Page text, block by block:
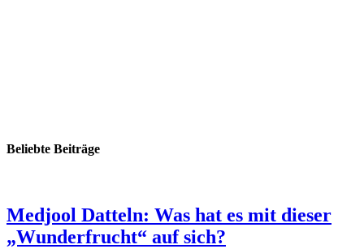
Beliebte Beiträge
Medjool Datteln: Was hat es mit dieser
„Wunderfrucht“ auf sich?